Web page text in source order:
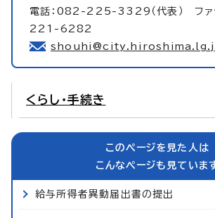
電話：082-225-3329（代表） ファ
221-6282
くらし・手続き
このページを見た人は
こんなページも見ていま
給与所得者異動届出書の提出